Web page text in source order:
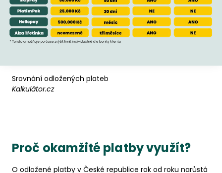
Srovnání odložených plateb
Kalkulátor.cz
Proč okamžité platby využít?
O odložené platby v České republice rok od roku narůstá